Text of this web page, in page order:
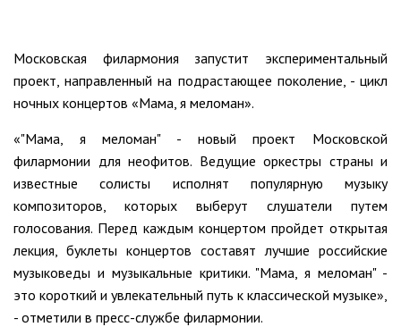
Московская филармония запустит экспериментальный
проект, направленный на подрастающее поколение, - цикл
ночных концертов «Мама, я меломан».
«"Мама, я меломан" - новый проект Московской
филармонии для неофитов. Ведущие оркестры страны и
известные солисты исполнят популярную музыку
композиторов, которых выберут слушатели путем
голосования. Перед каждым концертом пройдет открытая
лекция, буклеты концертов составят лучшие российские
музыковеды и музыкальные критики. "Мама, я меломан" -
это короткий и увлекательный путь к классической музыке»,
- отметили в пресс-службе филармонии.